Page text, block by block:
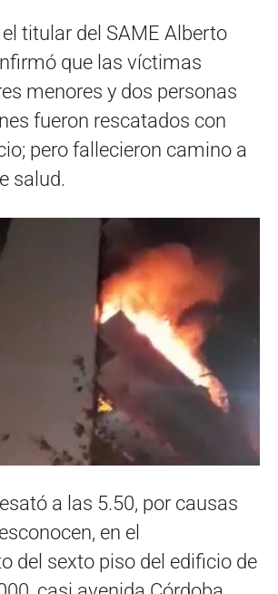
titular del SAME Alberto
que las víctimas
menores y dos personas
fueron rescatados con
pero fallecieron camino a
salud.
a las 5.50, por causas
en el
del sexto piso del edificio de